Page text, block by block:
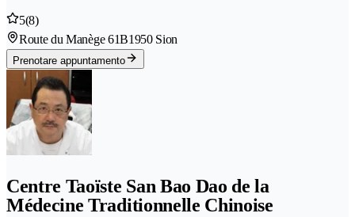
5(8)
Route du Manège 61B1950 Sion
Prenotare appuntamento
Centre Taoïste San Bao Dao de la
Médecine Traditionnelle Chinoise